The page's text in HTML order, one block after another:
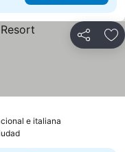
Compartir
e italiana